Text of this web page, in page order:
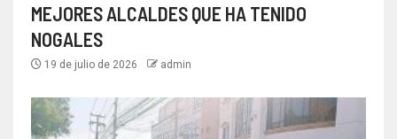
MEJORES ALCALDES QUE HA TENIDO
NOGALES
19 de julio de 2026 admin